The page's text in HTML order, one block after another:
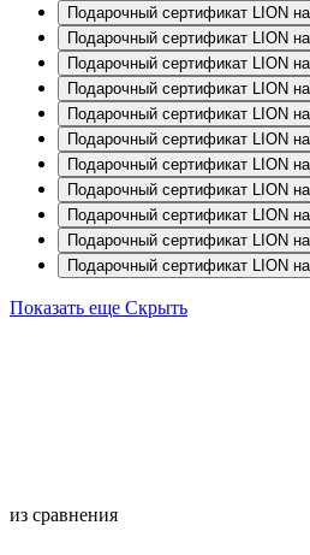
Подарочный сертификат LION
Подарочный сертификат LION
Подарочный сертификат LION
Подарочный сертификат LION
Подарочный сертификат LION
Подарочный сертификат LION
Подарочный сертификат LION
Подарочный сертификат LION
Подарочный сертификат LION
Подарочный сертификат LION
Подарочный сертификат LION
Показать еще Скрыть
из сравнения